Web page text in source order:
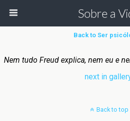
Sobre a
Back to Ser
Nem tudo Freud explica, nem eu e
next in
Back to top